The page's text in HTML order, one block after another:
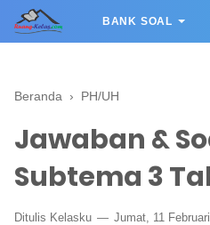
BANK SOAL
Beranda › PH/UH
Jawaban &
Subtema 3
Ditulis Kelasku Jumat, 11